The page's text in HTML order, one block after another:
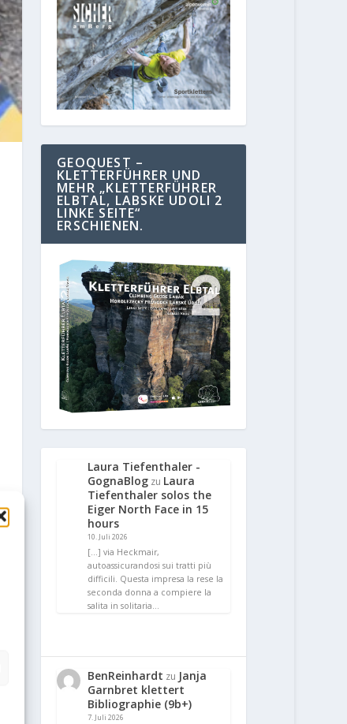
GEOQUEST –
KLETTERFÜHRER UND
MEHR „KLETTERFÜHRER
ELBTAL, LABSKE UDOLI 2
LINKE SEITE“
ERSCHIENEN.
Laura Tiefenthaler -
GognaBlog zu Laura
Tiefenthaler solos the
Eiger North Face in 15
hours
10. Juli 2026
[…] via Heckmair,
autoassicurandosi sui tratti più
difficili. Questa impresa la rese la
seconda donna a compiere la
salita in solitaria…
BenReinhardt zu Janja
Garnbret klettert
Bibliographie (9b+)
7. Juli 2026